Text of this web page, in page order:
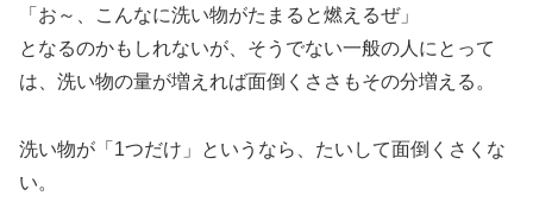
「お～、こんなに洗い物がたまると燃えるぜ」
となるのかもしれないが、そうでない一般の人にとって
は、洗い物の量が増えれば面倒くささもその分増える。
洗い物が「1つだけ」というなら、たいして面倒くさくな
い。